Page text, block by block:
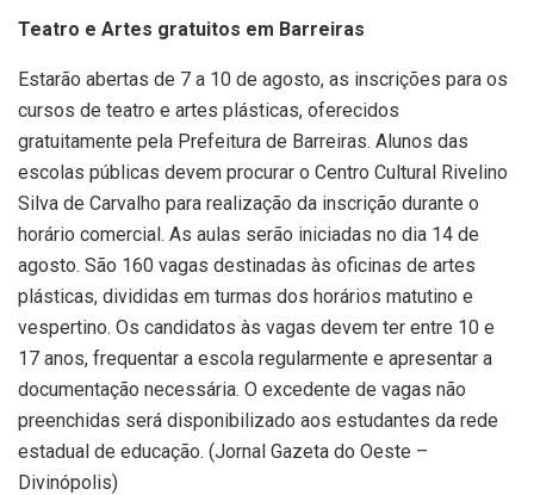
Teatro e Artes gratuitos em Barreiras
Estarão abertas de 7 a 10 de agosto, as inscrições para os
cursos de teatro e artes plásticas, oferecidos
gratuitamente pela Prefeitura de Barreiras. Alunos das
escolas públicas devem procurar o Centro Cultural Rivelino
Silva de Carvalho para realização da inscrição durante o
horário comercial. As aulas serão iniciadas no dia 14 de
agosto. São 160 vagas destinadas às oficinas de artes
plásticas, divididas em turmas dos horários matutino e
vespertino. Os candidatos às vagas devem ter entre 10 e
17 anos, frequentar a escola regularmente e apresentar a
documentação necessária. O excedente de vagas não
preenchidas será disponibilizado aos estudantes da rede
estadual de educação. (Jornal Gazeta do Oeste –
Divinópolis)